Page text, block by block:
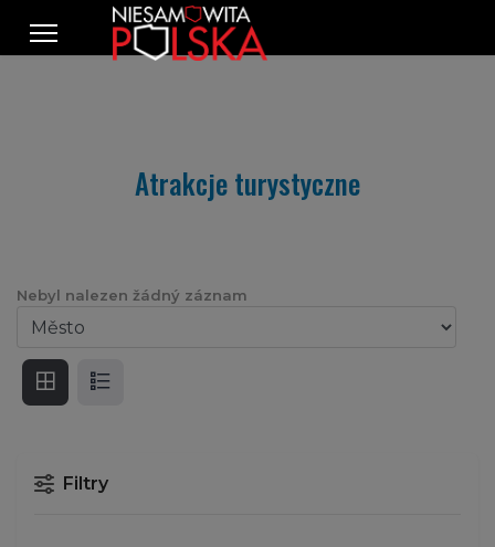
Atrakcje turystyczne
Nebyl nalezen žádný záznam
Filtry